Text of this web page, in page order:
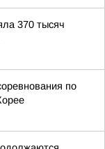
370 тысяч
по